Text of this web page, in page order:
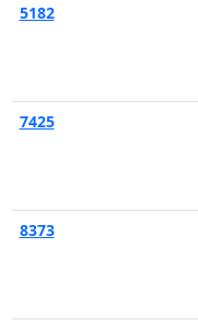
5182
7425
8373